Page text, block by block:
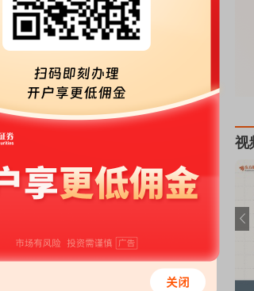
比例提升，而是百度收入结构的根
为主营业务的科技公司”，AI从战略布
一季度，百度智能云基础设施收入达
中标方面，百度智能云斩获国内云厂
GPU云市场以40.4%份额位居第一。
全栈AI云，Agent Infra与AI Infra能力
强。在算力硬件方面，基于昆仑芯的
代产品提升25%，推理效率提升
流模型的适配。近期上线的文心大模型
练成本，即达到基础效果领先水平。
视